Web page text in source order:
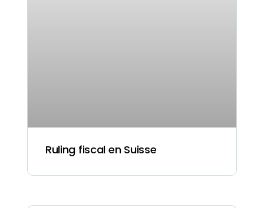
Ruling fiscal en Suisse